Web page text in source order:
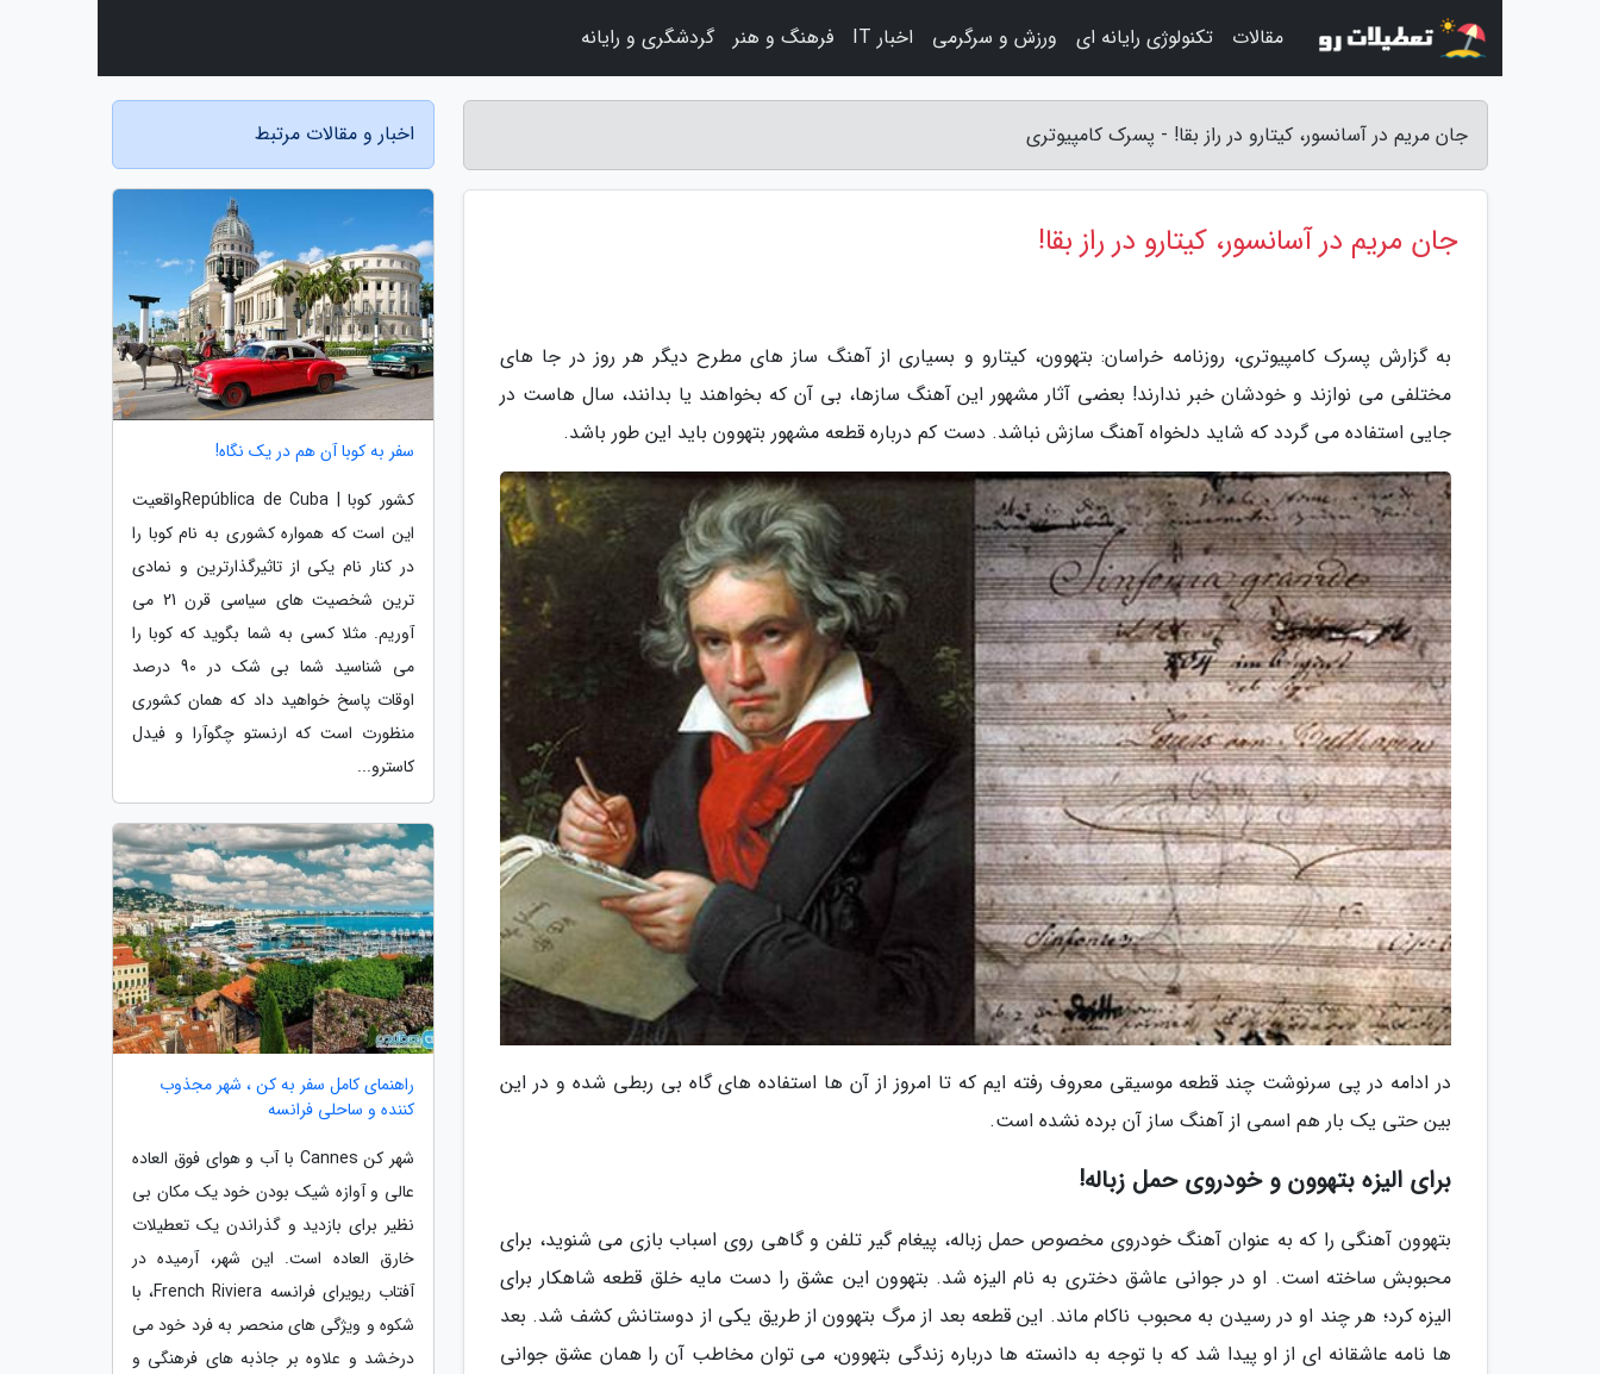
جان مریم در آسانسور، کیتارو در راز بقا! - پسرک کامپیوتری
جان مریم در آسانسور، کیتارو در راز بقا!
به گزارش پسرک کامپیوتری، روزنامه خراسان: بتهوون، کیتارو و بسیاری از آهنگ ساز های مطرح دیگر هر روز در جا های
مختلفی می نوازند و خودشان خبر ندارند! بعضی آثار مشهور این آهنگ سازها، بی آن که بخواهند یا بدانند، سال هاست در
جایی استفاده می گردد که شاید دلخواه آهنگ سازش نباشد. دست کم درباره قطعه مشهور بتهوون باید این طور باشد.
در ادامه در پی سرنوشت چند قطعه موسیقی معروف رفته ایم که تا امروز از آن ها استفاده های گاه بی ربطی شده و در این
بین حتی یک بار هم اسمی از آهنگ ساز آن برده نشده است.
برای الیزه بتهوون و خودروی حمل زباله!
بتهوون آهنگی را که به عنوان آهنگ خودروی مخصوص حمل زباله، پیغام گیر تلفن و گاهی روی اسباب بازی می شنوید، برای
محبوبش ساخته است. او در جوانی عاشق دختری به نام الیزه شد. بتهوون این عشق را دست مایه خلق قطعه شاهکار برای
الیزه کرد؛ هر چند او در رسیدن به محبوب ناکام ماند. این قطعه بعد از مرگ بتهوون از طریق یکی از دوستانش کشف شد. بعد
ها نامه عاشقانه ای از او پیدا شد که با توجه به دانسته ها درباره زندگی بتهوون، می توان مخاطب آن را همان عشق جوانی
اخبار و مقالات مرتبط
سفر به کوبا آن هم در یک نگاه!
کشور کوبا | República de Cubaواقعیت
این است که همواره کشوری به نام کوبا را
در کنار نام یکی از تاثیرگذارترین و نمادی
ترین شخصیت های سیاسی قرن 21 می
آوریم. مثلا کسی به شما بگوید که کوبا را
می شناسید شما بی شک در 90 درصد
اوقات پاسخ خواهید داد که همان کشوری
منظورت است که ارنستو چگوآرا و فیدل
کاسترو...
راهنمای کامل سفر به کن ، شهر مجذوب
کننده و ساحلی فرانسه
شهر کن Cannes با آب و هوای فوق العاده
عالی و آوازه شیک بودن خود یک مکان بی
نظیر برای بازدید و گذراندن یک تعطیلات
خارق العاده است. این شهر، آرمیده در
آفتاب ریویرای فرانسه French Riviera، با
شکوه و ویژگی های منحصر به فرد خود می
درخشد و علاوه بر جاذبه های فرهنگی و
مقالات تکنولوژی رایانه ای ورزش و سرگرمی اخبار IT فرهنگ و هنر گردشگری و رایانه